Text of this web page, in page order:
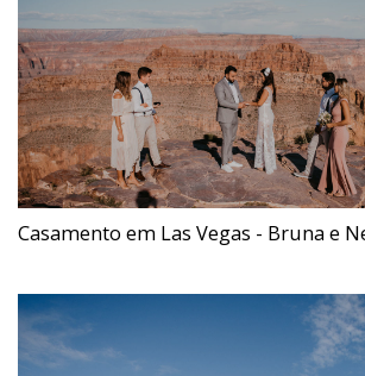
Casamento em Las Vegas - Bruna e